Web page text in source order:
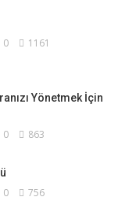
0 1161
Yönetmek İçin
0 863
0 756